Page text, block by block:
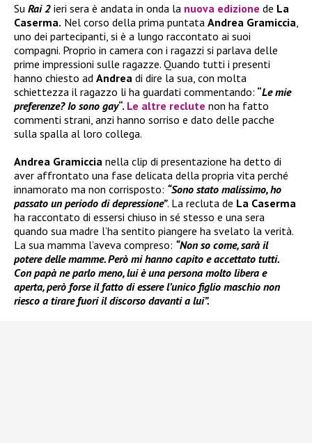
Su Rai 2 ieri sera è andata in onda la nuova edizione de La
Caserma. Nel corso della prima puntata Andrea Gramiccia
uno dei partecipanti, si è a lungo raccontato ai suoi
compagni. Proprio in camera con i ragazzi si parlava delle
prime impressioni sulle ragazze. Quando tutti i presenti
hanno chiesto ad Andrea di dire la sua, con molta
schiettezza il ragazzo li ha guardati commentando: “Le mie
preferenze? Io sono gay“. Le altre reclute non ha fatto
commenti strani, anzi hanno sorriso e dato delle pacche
sulla spalla al loro collega.
Andrea Gramiccia nella clip di presentazione ha detto di
aver affrontato una fase delicata della propria vita perché
innamorato ma non corrisposto: “Sono stato malissimo, ho
passato un periodo di depressione”. La recluta de La Caserma
ha raccontato di essersi chiuso in sé stesso e una sera
quando sua madre l’ha sentito piangere ha svelato la verità.
La sua mamma l’aveva compreso: “Non so come, sarà il
potere delle mamme. Però mi hanno capito e accettato tutti.
Con papà ne parlo meno, lui è una persona molto libera e
aperta, però forse il fatto di essere l’unico figlio maschio non
riesco a tirare fuori il discorso davanti a lui”.